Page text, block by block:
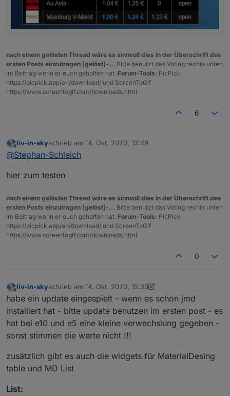
nach einem gelösten Thread wäre es sinnvoll dies in der Überschrift des
ersten Posts einzutragen [gelöst]-... Bitte benutzt das Voting rechts unten
im Beitrag wenn er euch geholfen hat. Forum-Tools: PicPick
https://picpick.app/en/download/ und ScreenToGif
https://www.screentogif.com/downloads.html
6
Offline
liv-in-skyschrieb am 14. Okt. 2020, 13:49
zuletzt editiert von
@Stephan-Schleich
hier zum testen
nach einem gelösten Thread wäre es sinnvoll dies in der Überschrift des
ersten Posts einzutragen [gelöst]-... Bitte benutzt das Voting rechts unten
im Beitrag wenn er euch geholfen hat. Forum-Tools: PicPick
https://picpick.app/en/download/ und ScreenToGif
https://www.screentogif.com/downloads.html
0
Offline
liv-in-skyschrieb am 14. Okt. 2020, 15:33
zuletzt editiert von liv-in-sky
habe ein update eingespielt - wenn es schon jmd
installiert hat - bitte update benutzen im ersten post - es
hat bei e10 und e5 eine kleine verwechslung gegeben -
sonst stimmen die werte nicht !!!
zusätzlich gibt es auch die widgets für MaterialDesing
table und MD List
List: